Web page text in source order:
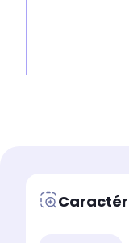
Réponse en
57 - 23 000 Hz